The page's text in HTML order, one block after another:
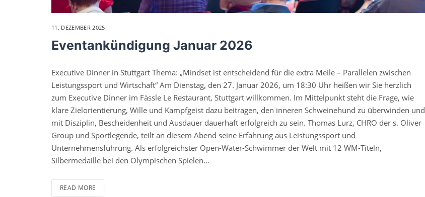
11. DEZEMBER 2025
Eventankündigung Januar 2026
Executive Dinner in Stuttgart Thema: „Mindset ist entscheidend für die extra Meile – Parallelen zwischen
Leistungssport und Wirtschaft“ Am Dienstag, den 27. Januar 2026, um 18:30 Uhr heißen wir Sie herzlich
zum Executive Dinner im Fässle Le Restaurant, Stuttgart willkommen. Im Mittelpunkt steht die Frage, wie
klare Zielorientierung, Wille und Kampfgeist dazu beitragen, den inneren Schweinehund zu überwinden und
mit Disziplin, Bescheidenheit und Ausdauer dauerhaft erfolgreich zu sein. Thomas Lurz, CHRO der s. Oliver
Group und Sportlegende, teilt an diesem Abend seine Erfahrung aus Leistungssport und
Unternehmensführung. Als erfolgreichster Open-Water-Schwimmer der Welt mit 12 WM-Titeln,
Silbermedaille bei den Olympischen Spielen…
READ MORE